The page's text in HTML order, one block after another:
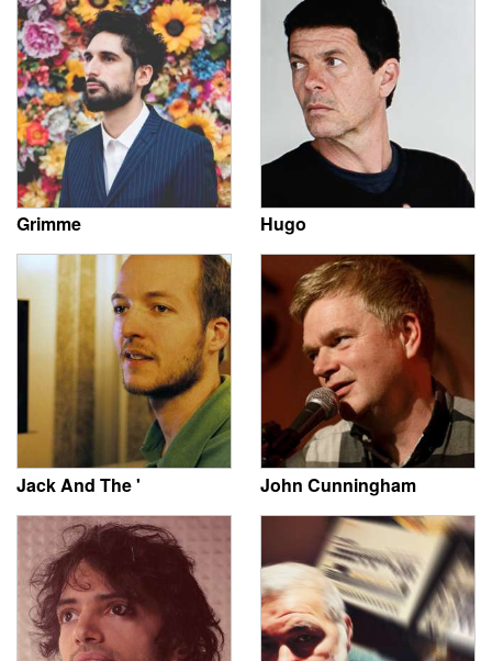
Grimme Hugo
Jack And The ' John Cunningham